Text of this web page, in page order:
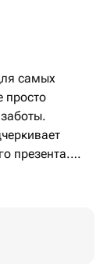
самых
просто
презента.
чувств на